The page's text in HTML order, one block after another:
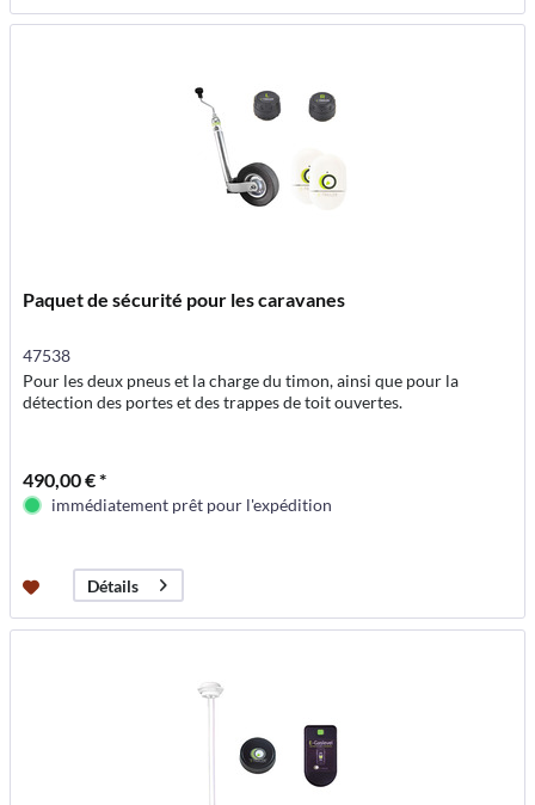
Paquet de sécurité pour les caravanes
47538
Pour les deux pneus et la charge du timon, ainsi que pour la
détection des portes et des trappes de toit ouvertes.
490,00 € *
immédiatement prêt pour l'expédition
Détails